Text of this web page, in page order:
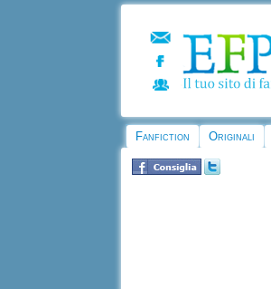
Fanfiction Originali